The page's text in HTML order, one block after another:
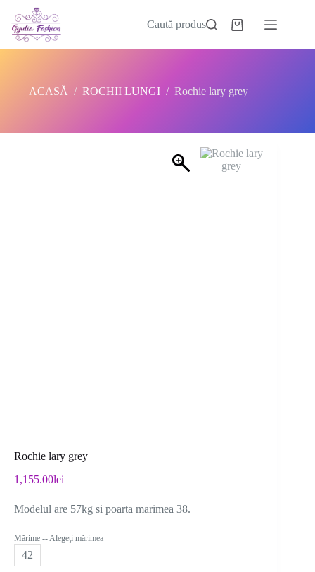
conținut
Caută produs
Coș
ACASĂ / ROCHII LUNGI / Rochie lary grey
Rochie lary grey
1,155.00lei
Modelul are 57kg si poarta marimea 38.
Mărime -- Alegeţi mărimea
42